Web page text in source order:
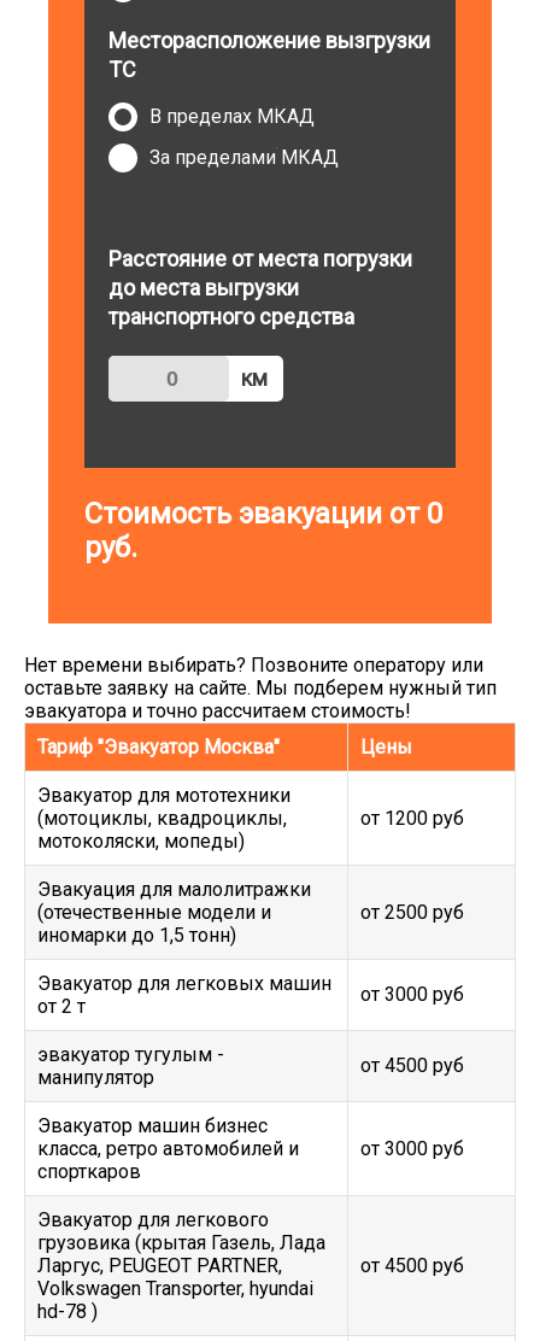
Месторасположение вызгрузки
ТС
В пределах МКАД
За пределами МКАД
Расстояние от места погрузки
до места выгрузки
транспортного средства
км
Стоимость эвакуации от 0
руб.
Нет времени выбирать? Позвоните оператору или
оставьте заявку на сайте. Мы подберем нужный тип
эвакуатора и точно рассчитаем стоимость!
Тариф "Эвакуатор Москва"
Цены
Эвакуатор для мототехники
(мотоциклы, квадроциклы,
мотоколяски, мопеды)
от 1200 руб
Эвакуация для малолитражки
(отечественные модели и
иномарки до 1,5 тонн)
от 2500 руб
Эвакуатор для легковых машин
от 2 т
от 3000 руб
эвакуатор тугулым -
манипулятор
от 4500 руб
Эвакуатор машин бизнес
класса, ретро автомобилей и
спорткаров
от 3000 руб
Эвакуатор для легкового
грузовика (крытая Газель, Лада
Ларгус, PEUGEOT PARTNER,
Volkswagen Transporter, hyundai
hd-78 )
от 4500 руб